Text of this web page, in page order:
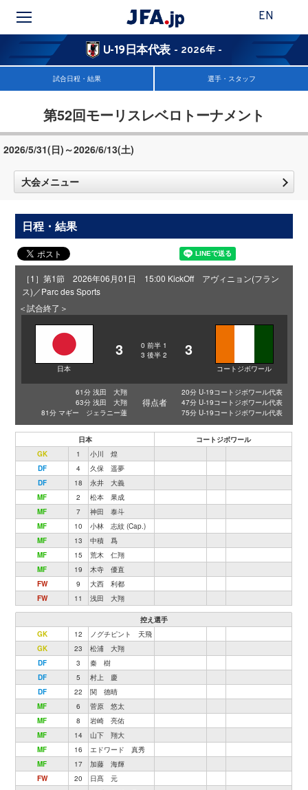
EN
U-19日本代表 - 2026年 -
試合日程・結果 選手・スタッフ
第52回モーリスレベロトーナメント
2026/5/31(日)～2026/6/13(土)
大会メニュー
日程・結果
［1］第1節 2026年06月01日 15:00 KickOff アヴィニョン(フラン
ス)／Parc des Sports
＜試合終了＞
日本
3 0 前半 1
3 後半 2 3
コートジボワール
61分 浅田 大翔
63分 浅田 大翔
81分 マギー ジェラニー蓮
得点者
20分 U-19コートジボワール代表
47分 U-19コートジボワール代表
75分 U-19コートジボワール代表
日本
コートジボワール
GK
1
小川 煌
DF
4
久保 遥夢
DF
18
永井 大義
MF
2
松本 果成
MF
7
神田 泰斗
MF
10
小林 志紋 (Cap.)
MF
13
中積 爲
MF
15
荒木 仁翔
MF
19
木寺 優直
FW
9
大西 利都
FW
11 浅田 大翔
控え選手
GK
12
ノグチピント 天飛
GK
23
松浦 大翔
DF
3
秦 樹
DF
5
村上 慶
DF
22
関 德晴
MF
6
菅原 悠太
MF
8
岩崎 亮佑
MF
14
山下 翔大
MF
16
エドワード 真秀
MF
17
加藤 海輝
FW
20 日髙 元